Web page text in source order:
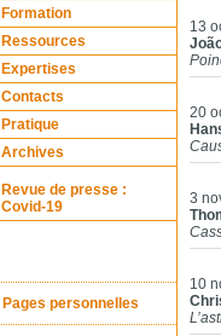
Formation
Ressources
Expertises
Contacts
Pratique
Archives
Revue de presse :
Covid-19
Pages personnelles
13
20
3
10